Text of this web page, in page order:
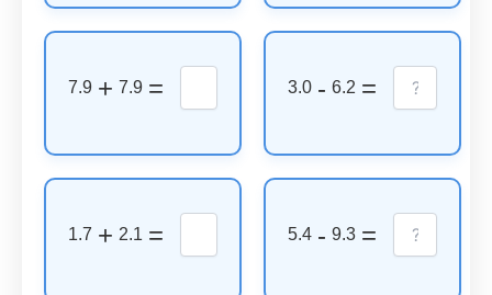
7.9 + 7.9 = 3.0 - 6.2 =
1.7 + 2.1 = 5.4 - 9.3 =